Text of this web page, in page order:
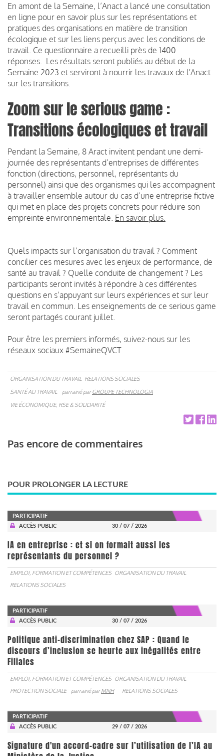
En amont de la Semaine, l’Anact a lancé une consultation
en ligne pour en savoir plus sur les représentations et
pratiques des organisations en matière de transition
écologique et sur les liens perçus avec les conditions de
travail. Ce questionnaire a recueilli près de 1400
réponses. Les résultats seront publiés au début de la
Semaine 2023 et serviront à nourrir les travaux de l'Anact
sur les transitions.
Zoom sur le serious game :
Transitions écologiques et travail
Pendant la Semaine, 8 Aract invitent pendant une demi-
journée des représentants d’entreprises de différentes
fonction (directions, personnel, représentants du
personnel) ainsi que des organismes qui les accompagnent
à travailler ensemble autour du cas d’une entreprise fictive
qui met en place des projets concrets pour réduire son
empreinte environnementale. En savoir plus.
Quels impacts sur l’organisation du travail ? Comment
concilier ces mesures avec les enjeux de performance, de
santé au travail ? Quelle conduite de changement ? Les
participants seront invités à répondre à ces différentes
questions en s’appuyant sur leurs expériences et sur leur
travail en commun. Les enseignements de ce serious game
seront partagés courant juillet.
Pour être les premiers informés, suivez-nous sur les
réseaux sociaux #SemaineQVCT
ORGANISATION DU TRAVAIL RELATIONS SOCIALES
SANTÉ AU TRAVAIL
parrainé parGROUPE TECHNOLOGIA
VIE ÉCONOMIQUE, RSE & SOLIDARITÉ
Pas encore de commentaires
POUR PROLONGER LA LECTURE
PARTICIPATIF
ACCÈS PUBLIC
30 / 07 / 2026
IA en entreprise : et si on formait aussi les
représentants du personnel ?
EMPLOI, FORMATION ET COMPÉTENCES ORGANISATION DU TRAVAIL
RELATIONS SOCIALES
PARTICIPATIF
ACCÈS PUBLIC
30 / 07 / 2026
Politique anti-discrimination chez SAP : Quand le
discours d’inclusion se heurte aux inégalités entre
Filiales
EMPLOI, FORMATION ET COMPÉTENCES ORGANISATION DU TRAVAIL
PROTECTION SOCIALE
parrainé parMNH RELATIONS SOCIALES
PARTICIPATIF
ACCÈS PUBLIC
29 / 07 / 2026
Signature d'un accord-cadre sur l’utilisation de l’IA au